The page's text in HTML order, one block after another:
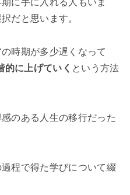
に手に入れる人もいま
だと思います。
時期が多少遅くなって
的に上げていく という方法
のある人生の移行だった
程で得た学びについて綴